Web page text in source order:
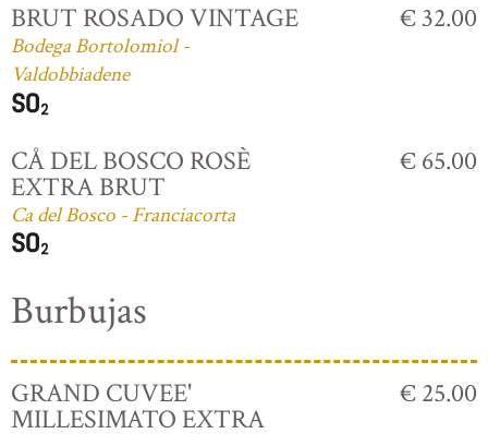
BRUT ROSADO VINTAGE
Bodega Bortolomiol -
Valdobbiadene
€ 32.00
CÅ DEL BOSCO ROSÈ
EXTRA BRUT
Ca del Bosco - Franciacorta
€ 65.00
Burbujas
GRAND CUVEE'
MILLESIMATO EXTRA
€ 25.00